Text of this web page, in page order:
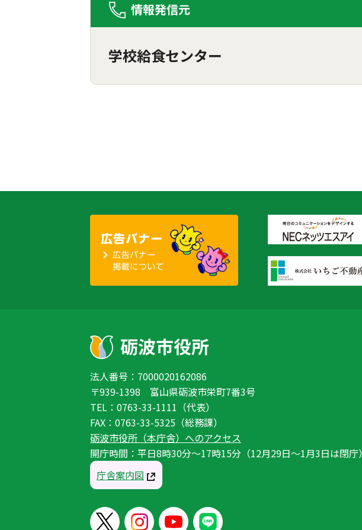
情報発信元
学校給食センター
法人番号：7000020162086
〒939-1398 富山県砺波市栄町7番3号
TEL：0763-33-1111（代表）
FAX：0763-33-5325（総務課）
砺波市役所（本庁舎）へのアクセス
開庁時間：平日8時30分〜17時15分（12月29日〜1月3日は閉庁）
庁舎案内図